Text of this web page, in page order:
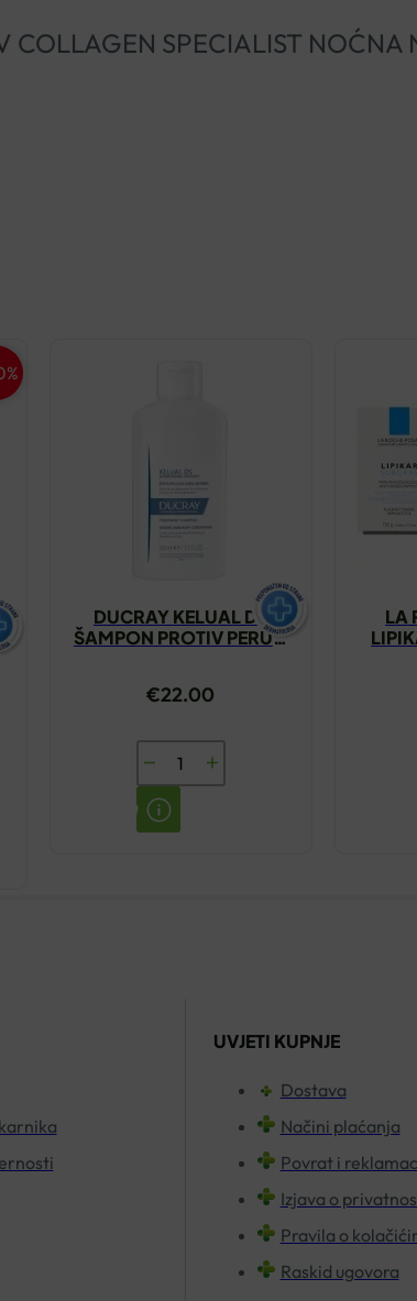
SPECIALIST NOĆNA
DUCRAY KELUAL DS
ŠAMPON PROTIV PERUTI
€22.00
DUCRAY
KELUAL
DS
LA
UVJETI KUPNJE
Dostava
Načini plaćanja
Povrat i
Izjava o
Pravila o
Raskid ugovora